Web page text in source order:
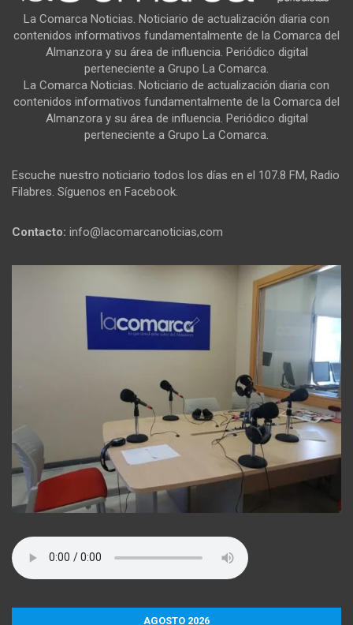
La Comarca Noticias. Noticiario de actualización diaria con
contenidos informativos fundamentalmente de la Comarca del
Almanzora y su área de influencia. Periódico digital
perteneciente a Grupo La Comarca.
La Comarca Noticias. Noticiario de actualización diaria con
contenidos informativos fundamentalmente de la Comarca del
Almanzora y su área de influencia. Periódico digital
perteneciente a Grupo La Comarca.
Escuche nuestro noticiario todos los días en el 107.8 FM, Radio
Filabres. Síguenos en Facebook.
Contacto: info@lacomarcanoticias,com
AGOSTO 2026